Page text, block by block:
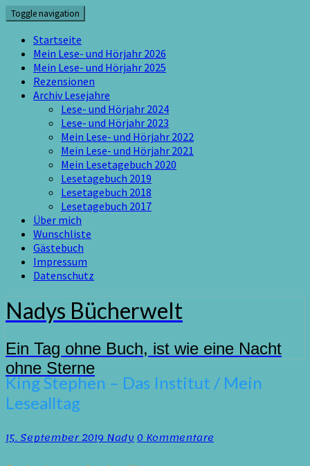
Skip
to
content
Toggle navigation
Startseite
Mein Lese- und Hörjahr 2026
Mein Lese- und Hörjahr 2025
Rezensionen
Archiv Lesejahre
Lese- und Hörjahr 2024
Lese- und Hörjahr 2023
Mein Lese- und Hörjahr 2022
Mein Lese- und Hörjahr 2021
Mein Lesetagebuch 2020
Lesetagebuch 2019
Lesetagebuch 2018
Lesetagebuch 2017
Über mich
Wunschliste
Gästebuch
Impressum
Datenschutz
Nadys Bücherwelt
Ein Tag ohne Buch, ist wie eine Nacht
ohne Sterne
King
Stephen
–
Institut
Mein
King Stephen – Das Institut / Mein
Lesealltag
15. September 2019NadyKommentare
0 Kommentare